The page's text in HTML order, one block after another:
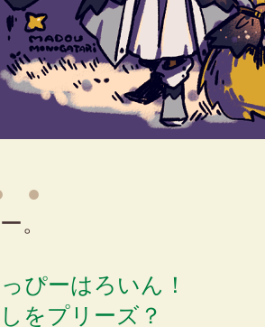
●
。
ぴーはろいん！
をプリーズ？